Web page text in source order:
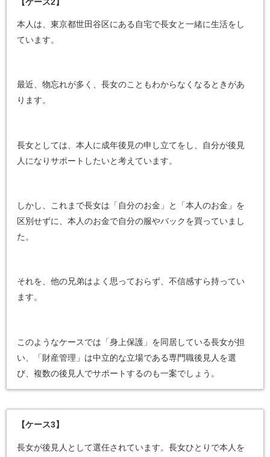
本人は、東京都世田谷区にある自宅で長女と一緒に生活をし
ています。
最近、物忘れが多く、長女のこともわからなくなるときがあ
ります。
長女としては、本人に成年後見の申し立てをし、自分が後見
人になりサポートしたいと考えています。
しかし、これまで長女は「自分のお金」と「本人のお金」を
区別せずに、本人のお金で自分の服やバックを買っていまし
た。
それを、他の兄弟はよく思っておらず、不信感すら持ってい
ます。
このようなケースでは「身上保護」を同居している長女が担
い、「財産管理」は中立的な立場である専門職後見人を選
び、複数の後見人でサポートするのも一案でしょう。
【ケース3】
長女が後見人として選任されています。長女ひとりで本人を